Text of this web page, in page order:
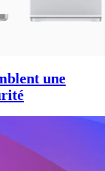
une